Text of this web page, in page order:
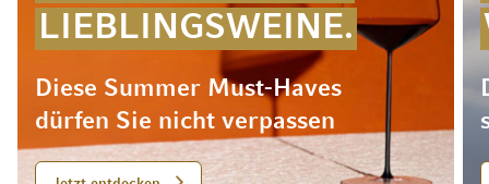
LIEBLINGSWEINE.
Diese Summer Must-Haves
dürfen Sie nicht verpassen